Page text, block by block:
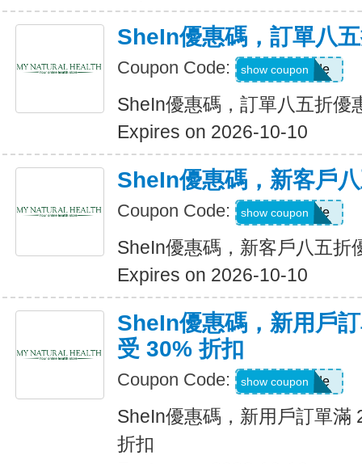
SheIn優惠碼，訂單八
Coupon Code: Show Code
show coupon
SheIn優惠碼，訂單八五折優
Expires on 2026-10-10
SheIn優惠碼，新客戶
Coupon Code: Show Code
show coupon
SheIn優惠碼，新客戶八五折
Expires on 2026-10-10
SheIn優惠碼，新用戶
受 30% 折扣
Coupon Code: Show Code
show coupon
SheIn優惠碼，新用戶訂單滿
折扣